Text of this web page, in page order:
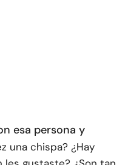
esa persona y
una chispa? ¿Hay